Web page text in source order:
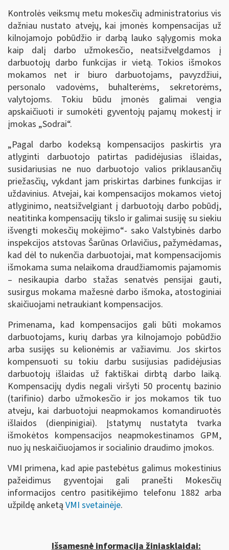
Kontrolės veiksmų metu mokesčių administratorius vis
dažniau nustato atvejų, kai įmonės kompensacijas už
kilnojamojo pobūdžio ir darbą lauko sąlygomis moka
kaip dalį darbo užmokesčio, neatsižvelgdamos į
darbuotojų darbo funkcijas ir vietą. Tokios išmokos
mokamos net ir biuro darbuotojams, pavyzdžiui,
personalo vadovėms, buhalterėms, sekretorėms,
valytojoms. Tokiu būdu įmonės galimai vengia
apskaičiuoti ir sumokėti gyventojų pajamų mokestį ir
įmokas „Sodrai“.
„Pagal darbo kodeksą kompensacijos paskirtis yra
atlyginti darbuotojo patirtas padidėjusias išlaidas,
susidariusias ne nuo darbuotojo valios priklausančių
priežasčių, vykdant jam priskirtas darbines funkcijas ir
uždavinius. Atvejai, kai kompensacijos mokamos vietoj
atlyginimo, neatsižvelgiant į darbuotojų darbo pobūdį,
neatitinka kompensacijų tikslo ir galimai susiję su siekiu
išvengti mokesčių mokėjimo“- sako Valstybinės darbo
inspekcijos atstovas Šarūnas Orlavičius, pažymėdamas,
kad dėl to nukenčia darbuotojai, mat kompensacijomis
išmokama suma nelaikoma draudžiamomis pajamomis
– nesikaupia darbo stažas senatvės pensijai gauti,
susirgus mokama mažesnė darbo išmoka, atostoginiai
skaičiuojami netraukiant kompensacijos.
Primenama, kad kompensacijos gali būti mokamos
darbuotojams, kurių darbas yra kilnojamojo pobūdžio
arba susijęs su kelionėmis ar važiavimu. Jos skirtos
kompensuoti su tokiu darbu susijusias padidėjusias
darbuotojų išlaidas už faktiškai dirbtą darbo laiką.
Kompensacijų dydis negali viršyti 50 procentų bazinio
(tarifinio) darbo užmokesčio ir jos mokamos tik tuo
atveju, kai darbuotojui neapmokamos komandiruotės
išlaidos (dienpinigiai). Įstatymų nustatyta tvarka
išmokėtos kompensacijos neapmokestinamos GPM,
nuo jų neskaičiuojamos ir socialinio draudimo įmokos.
VMI primena, kad apie pastebėtus galimus mokestinius
pažeidimus gyventojai gali pranešti Mokesčių
informacijos centro pasitikėjimo telefonu 1882 arba
užpildę anketą VMI svetainėje.
Išsamesnė informacija žiniasklaidai: